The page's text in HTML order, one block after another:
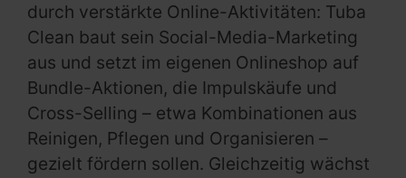
durch verstärkte Online-Aktivitäten: Tuba
Clean baut sein Social-Media-Marketing
aus und setzt im eigenen Onlineshop auf
Bundle-Aktionen, die Impulskäufe und
Cross-Selling – etwa Kombinationen aus
Reinigen, Pflegen und Organisieren –
gezielt fördern sollen. Gleichzeitig wächst